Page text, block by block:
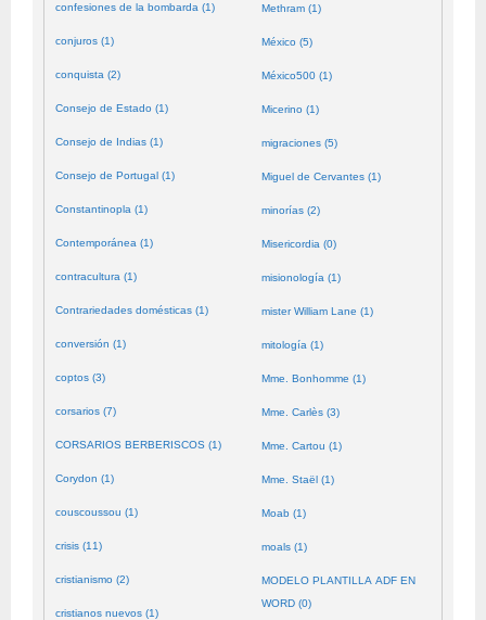
confesiones de la bombarda (1)
conjuros (1)
conquista (2)
Consejo de Estado (1)
Consejo de Indias (1)
Consejo de Portugal (1)
Constantinopla (1)
Contemporánea (1)
contracultura (1)
Contrariedades domésticas (1)
conversión (1)
coptos (3)
corsarios (7)
CORSARIOS BERBERISCOS (1)
Corydon (1)
couscoussou (1)
crisis (11)
cristianismo (2)
cristianos nuevos (1)
Methram (1)
México (5)
México500 (1)
Micerino (1)
migraciones (5)
Miguel de Cervantes (1)
minorías (2)
Misericordia (0)
misionología (1)
mister William Lane (1)
mitología (1)
Mme. Bonhomme (1)
Mme. Carlès (3)
Mme. Cartou (1)
Mme. Staël (1)
Moab (1)
moals (1)
MODELO PLANTILLA ADF EN
WORD (0)